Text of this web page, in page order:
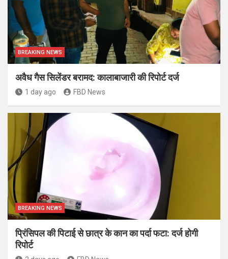
BREAKING NEWS
अवैध गैस सिलेंडर बरामद: कालाबाजारी की रिपोर्ट दर्ज
1 day ago FBD News
BREAKING NEWS
प्रिंसिपल की पिटाई से छात्र के कान का पर्दा फटा: दर्ज होगी
रिपोर्ट